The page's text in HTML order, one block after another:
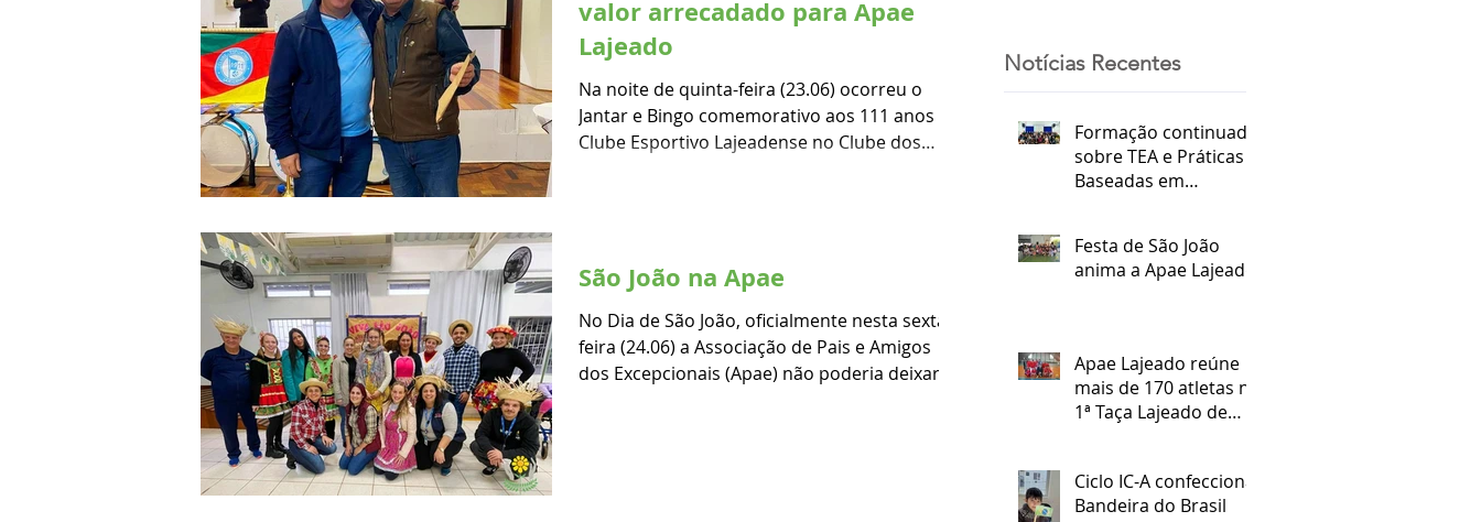
valor arrecadado para Apae
Lajeado
Na noite de quinta-feira (23.06) ocorreu o
Jantar e Bingo comemorativo aos 111 anos do
Clube Esportivo Lajeadense no Clube dos
São João na Apae
No Dia de São João, oficialmente nesta sexta-
feira (24.06) a Associação de Pais e Amigos
dos Excepcionais (Apae) não poderia deixar
Notícias Recentes
Formação continuada
sobre TEA e Práticas
Baseadas em
Festa de São João
anima a Apae Lajeado
Apae Lajeado reúne
mais de 170 atletas na
1ª Taça Lajeado de
Ciclo IC-A confecciona
Bandeira do Brasil